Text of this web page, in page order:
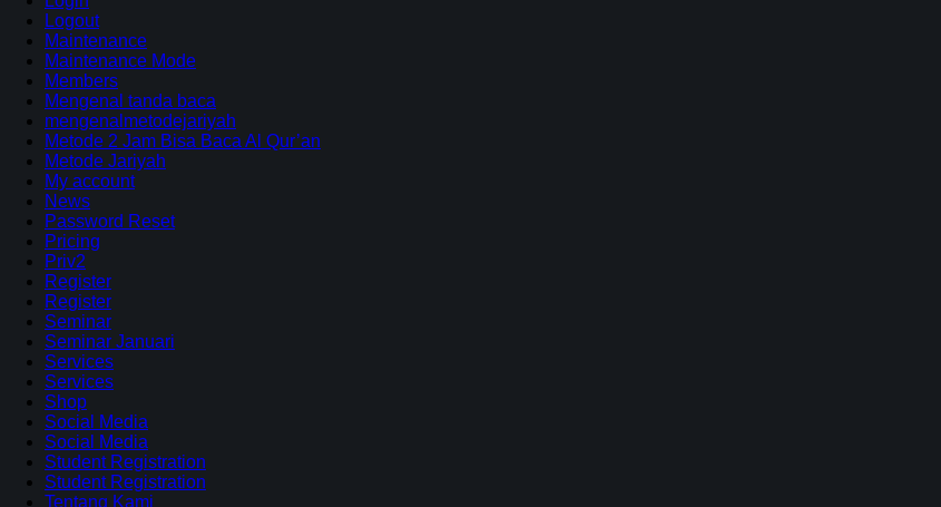
Logout
Maintenance
Maintenance Mode
Members
Mengenal tanda baca
mengenalmetodejariyah
Metode 2 Jam Bisa Baca Al Qur’an
Metode Jariyah
My account
News
Password Reset
Pricing
Priv2
Register
Register
Seminar
Seminar Januari
Services
Services
Shop
Social Media
Social Media
Student Registration
Student Registration
Tentang Kami